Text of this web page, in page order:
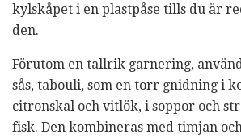
kylskåpet i en plastpåse tills du är
den.
Förutom en tallrik garnering,
sås, tabouli, som en torr gnidning i
citronskal och vitlök, i soppor och
fisk. Den kombineras med timjan